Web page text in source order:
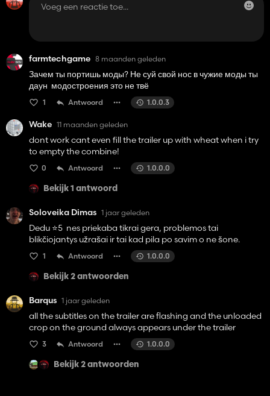
farmtechgame 8 maanden geleden
Зачем ты портишь моды? Не суй свой нос в чужие моды ты
даун модостроения это не твё
1 Antwoord 1.0.0.3
Wake 11 maanden geleden
dont work cant even fill the trailer up with wheat when i try
to empty the combine!
0 Antwoord 1.0.0.0
Bekijk 1 antwoord
Soloveika Dimas 1 jaar geleden
Dedu ⭐️5 nes priekaba tikrai gera, problemos tai
blikčiojantys užrašai ir tai kad pila po savim o ne šone.
1 Antwoord 1.0.0.0
Bekijk 2 antwoorden
Barqus 1 jaar geleden
all the subtitles on the trailer are flashing and the unloaded
crop on the ground always appears under the trailer
3 Antwoord 1.0.0.0
Bekijk 2 antwoorden